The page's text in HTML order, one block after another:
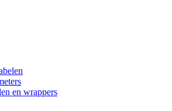
en wrappers